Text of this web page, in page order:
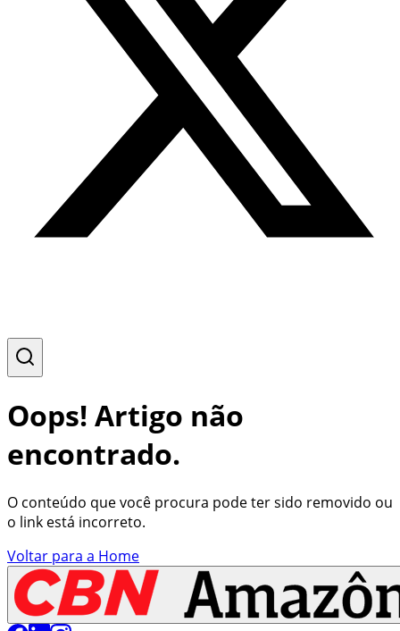
Oops! Artigo não
encontrado.
O conteúdo que você procura pode ter sido removido ou
o link está incorreto.
Voltar para a Home